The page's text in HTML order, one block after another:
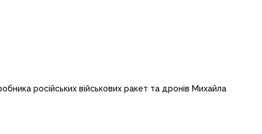
російських військових ракет та дронів Михайла